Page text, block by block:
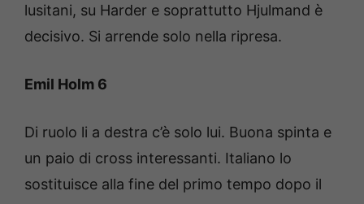
lusitani, su Harder e soprattutto Hjulmand è
decisivo. Si arrende solo nella ripresa.
Emil Holm 6
Di ruolo li a destra c’è solo lui. Buona spinta e
un paio di cross interessanti. Italiano lo
sostituisce alla fine del primo tempo dopo il